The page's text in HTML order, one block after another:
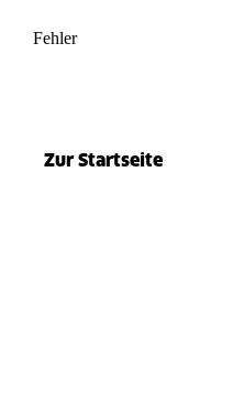
Fehler
Zur Startseite